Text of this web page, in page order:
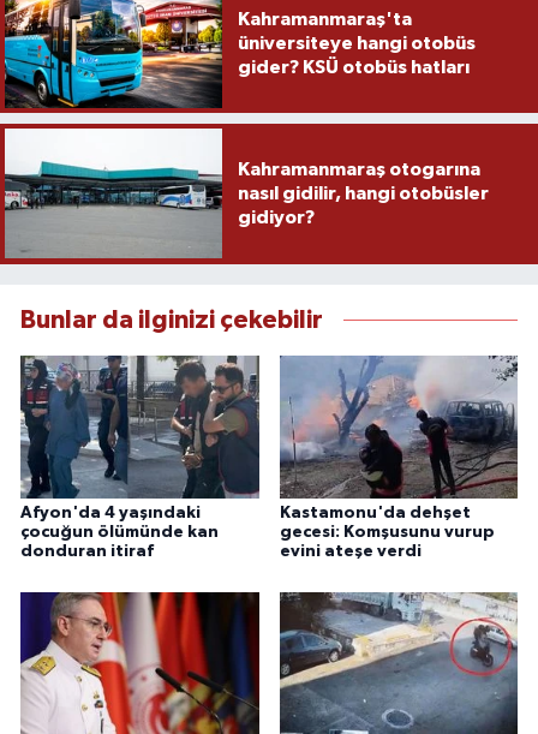
Kahramanmaraş'ta
üniversiteye hangi otobüs
gider? KSÜ otobüs hatları
Kahramanmaraş otogarına
nasıl gidilir, hangi otobüsler
gidiyor?
Bunlar da ilginizi çekebilir
Afyon'da 4 yaşındaki
çocuğun ölümünde kan
donduran itiraf
Kastamonu'da dehşet
gecesi: Komşusunu vurup
evini ateşe verdi